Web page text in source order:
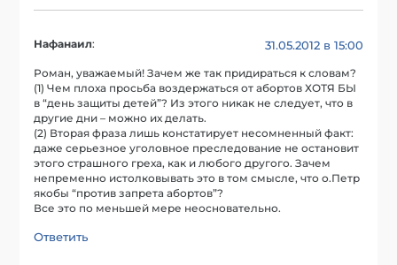
Нафанаил: 31.05.2012 в 15:00
Роман, уважаемый! Зачем же так придираться к словам?
(1) Чем плоха просьба воздержаться от абортов ХОТЯ БЫ
в “день защиты детей”? Из этого никак не следует, что в
другие дни – можно их делать.
(2) Вторая фраза лишь констатирует несомненный факт:
даже серьезное уголовное преследование не остановит
этого страшного греха, как и любого другого. Зачем
непременно истолковывать это в том смысле, что о.Петр
якобы “против запрета абортов”?
Все это по меньшей мере неосновательно.
Ответить